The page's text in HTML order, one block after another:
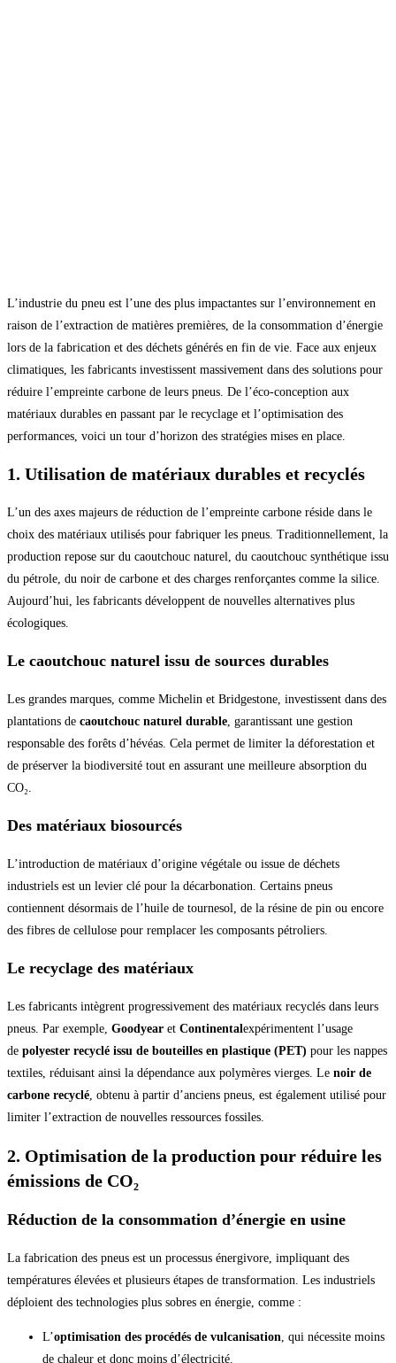
L’industrie du pneu est l’une des plus impactantes sur l’environnement en
raison de l’extraction de matières premières, de la consommation d’énergie
lors de la fabrication et des déchets générés en fin de vie. Face aux enjeux
climatiques, les fabricants investissent massivement dans des solutions pour
réduire l’empreinte carbone de leurs pneus. De l’éco-conception aux
matériaux durables en passant par le recyclage et l’optimisation des
performances, voici un tour d’horizon des stratégies mises en place.
1. Utilisation de matériaux durables et recyclés
L’un des axes majeurs de réduction de l’empreinte carbone réside dans le
choix des matériaux utilisés pour fabriquer les pneus. Traditionnellement, la
production repose sur du caoutchouc naturel, du caoutchouc synthétique issu
du pétrole, du noir de carbone et des charges renforçantes comme la silice.
Aujourd’hui, les fabricants développent de nouvelles alternatives plus
écologiques.
Le caoutchouc naturel issu de sources durables
Les grandes marques, comme Michelin et Bridgestone, investissent dans des
plantations de caoutchouc naturel durable, garantissant une gestion
responsable des forêts d’hévéas. Cela permet de limiter la déforestation et
de préserver la biodiversité tout en assurant une meilleure absorption du
CO₂.
Des matériaux biosourcés
L’introduction de matériaux d’origine végétale ou issue de déchets
industriels est un levier clé pour la décarbonation. Certains pneus
contiennent désormais de l’huile de tournesol, de la résine de pin ou encore
des fibres de cellulose pour remplacer les composants pétroliers.
Le recyclage des matériaux
Les fabricants intègrent progressivement des matériaux recyclés dans leurs
pneus. Par exemple, Goodyear et Continentalexpérimentent l’usage
de polyester recyclé issu de bouteilles en plastique (PET) pour les nappes
textiles, réduisant ainsi la dépendance aux polymères vierges. Le noir de
carbone recyclé, obtenu à partir d’anciens pneus, est également utilisé pour
limiter l’extraction de nouvelles ressources fossiles.
2. Optimisation de la production pour réduire les
émissions de CO₂
Réduction de la consommation d’énergie en usine
La fabrication des pneus est un processus énergivore, impliquant des
températures élevées et plusieurs étapes de transformation. Les industriels
déploient des technologies plus sobres en énergie, comme :
L’optimisation des procédés de vulcanisation , qui nécessite moins
de chaleur et donc moins d’électricité.